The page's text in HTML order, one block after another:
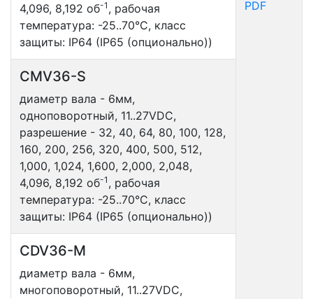
PDF
4,096, 8,192 об-1 , рабочая
температура: -25..70°С, класс
защиты: IP64 (IP65 (опционально))
CMV36-S
диаметр вала - 6мм,
одноповоротный, 11..27VDC,
разрешение - 32, 40, 64, 80, 100, 128,
160, 200, 256, 320, 400, 500, 512,
1,000, 1,024, 1,600, 2,000, 2,048,
4,096, 8,192 об-1 , рабочая
температура: -25..70°С, класс
защиты: IP64 (IP65 (опционально))
CDV36-M
диаметр вала - 6мм,
многоповоротный, 11..27VDC,